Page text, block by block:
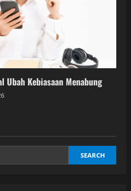
Ubah Kebiasaan Menabung
SEARCH